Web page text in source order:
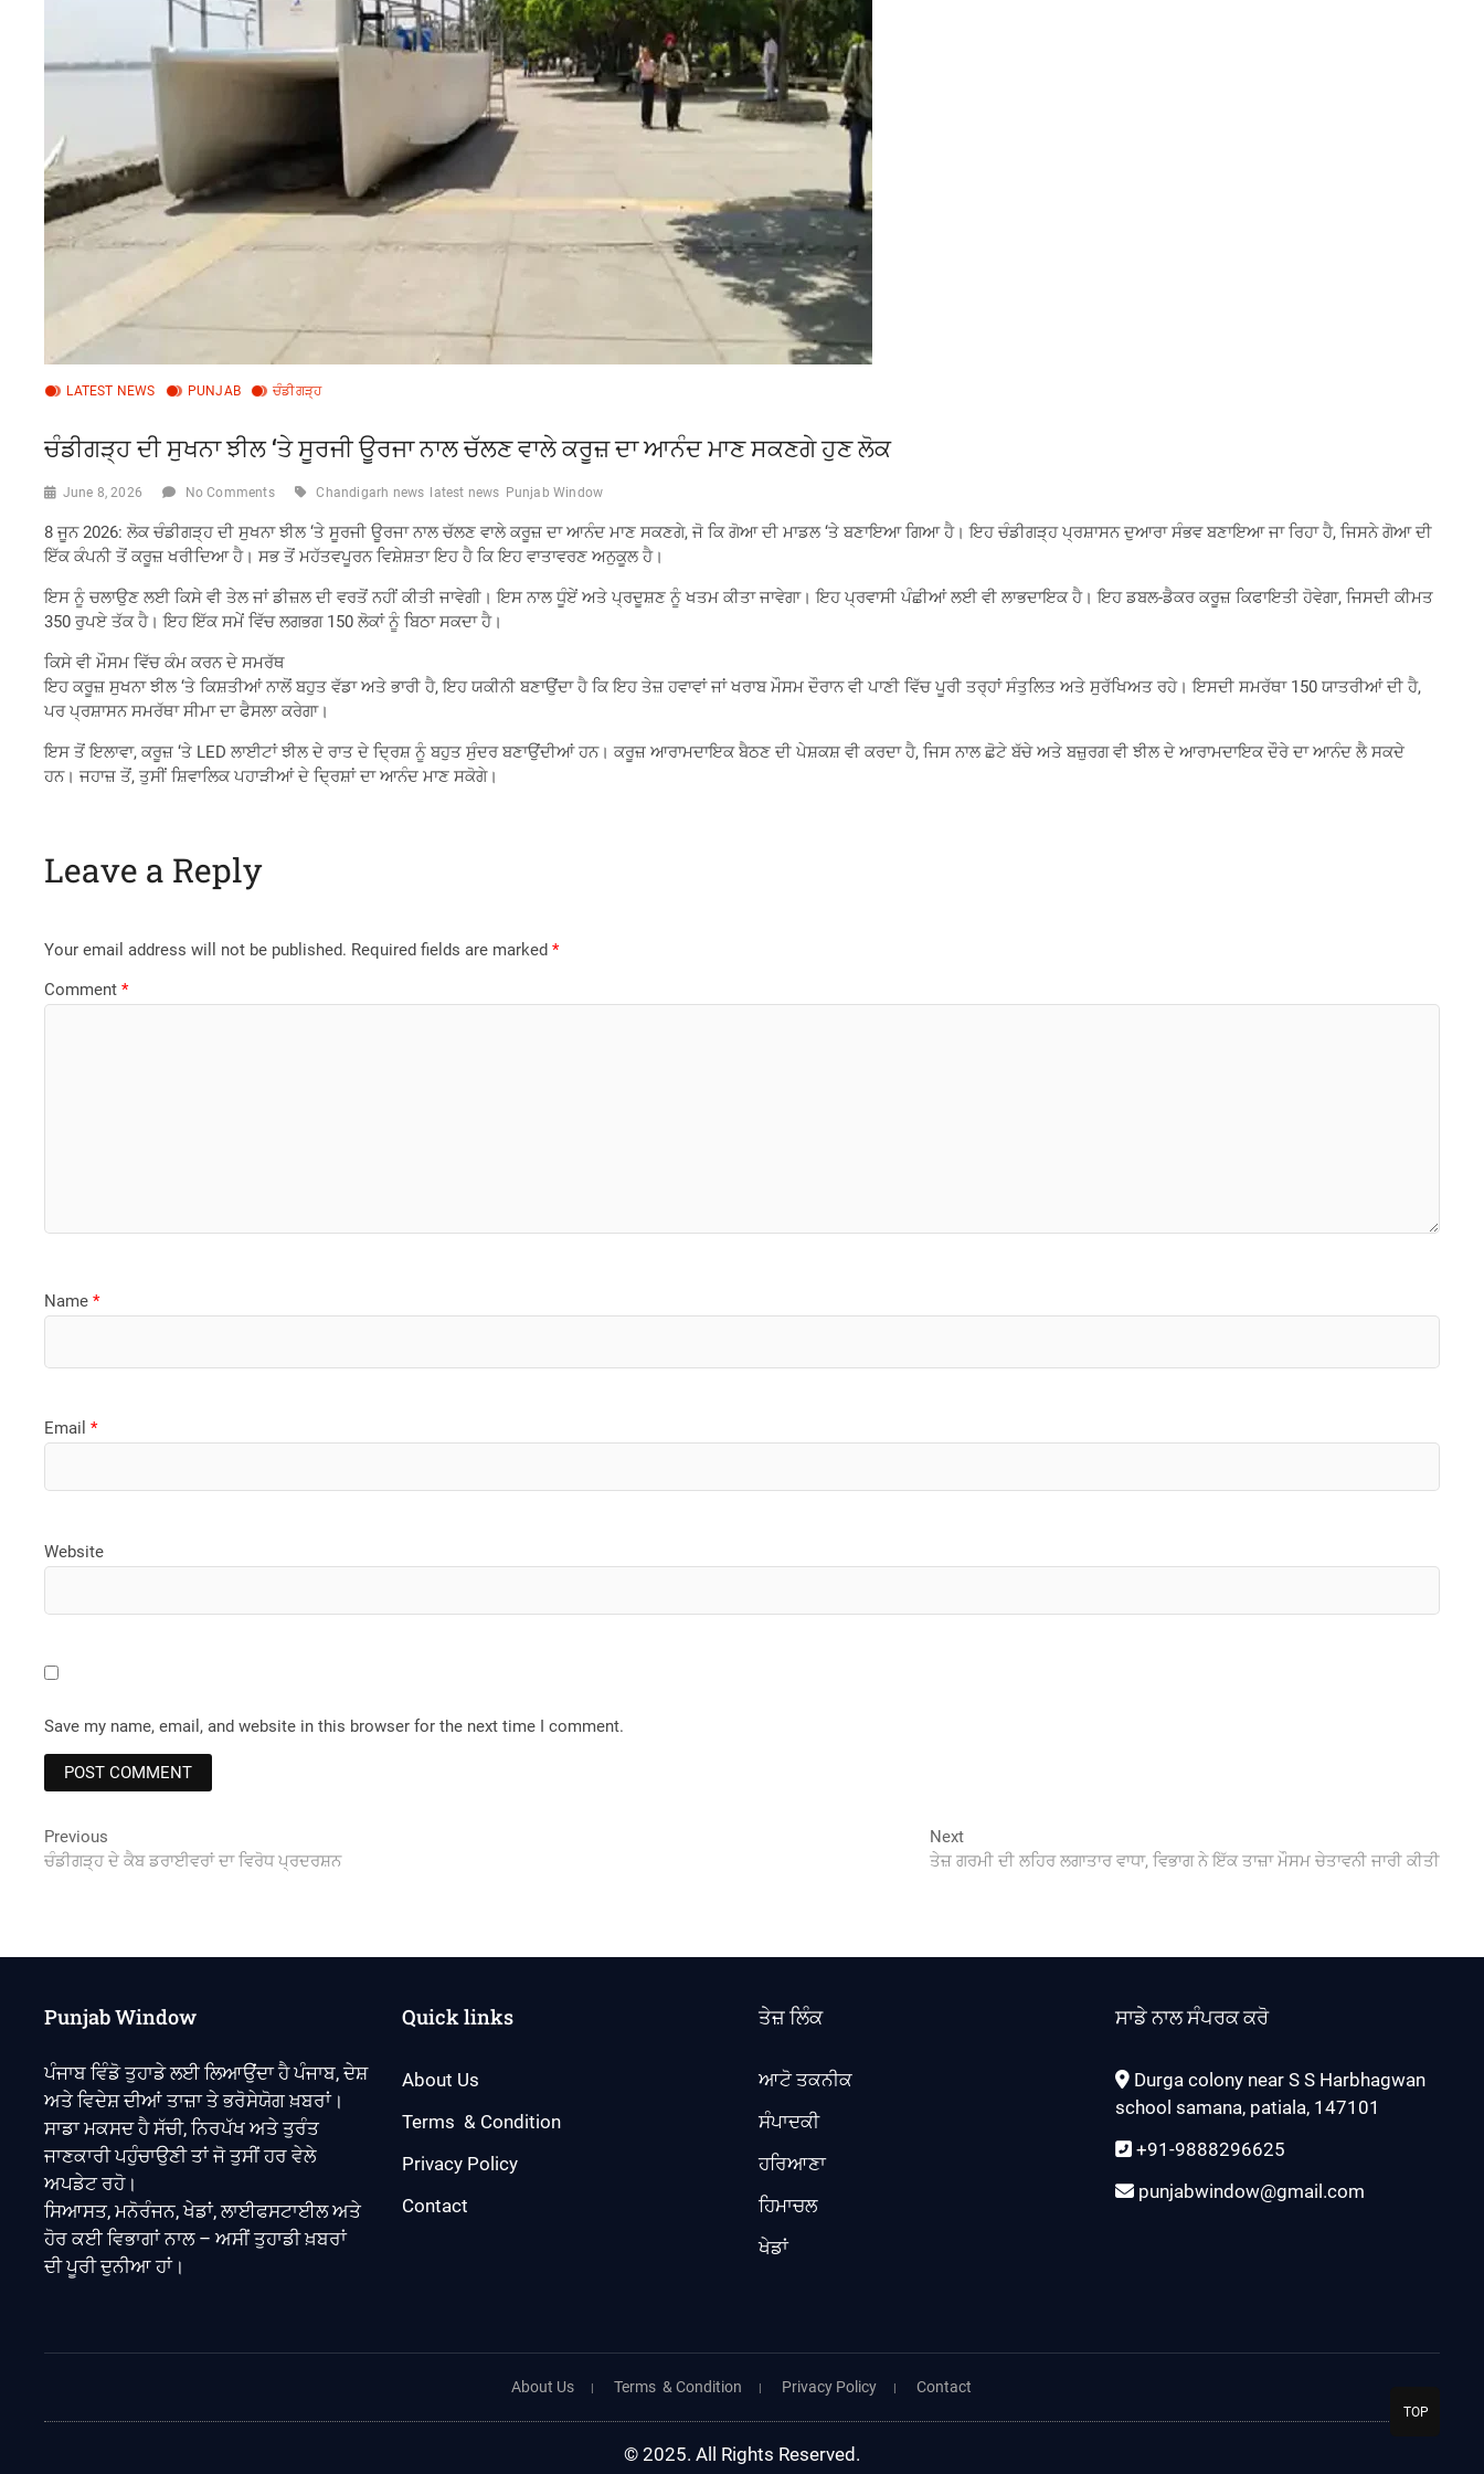
LATEST NEWS PUNJAB ਚੰਡੀਗੜ੍ਹ
ਚੰਡੀਗੜ੍ਹ ਦੀ ਸੁਖਨਾ ਝੀਲ ‘ਤੇ ਸੂਰਜੀ ਊਰਜਾ ਨਾਲ ਚੱਲਣ ਵਾਲੇ ਕਰੂਜ਼ ਦਾ ਆਨੰਦ ਮਾਣ ਸਕਣਗੇ ਹੁਣ ਲੋਕ
June 8, 2026 No Comments Chandigarh news latest news Punjab Window
8 ਜੂਨ 2026: ਲੋਕ ਚੰਡੀਗੜ੍ਹ ਦੀ ਸੁਖਨਾ ਝੀਲ ‘ਤੇ ਸੂਰਜੀ ਊਰਜਾ ਨਾਲ ਚੱਲਣ ਵਾਲੇ ਕਰੂਜ਼ ਦਾ ਆਨੰਦ ਮਾਣ ਸਕਣਗੇ, ਜੋ ਕਿ ਗੋਆ ਦੀ ਮਾਡਲ ‘ਤੇ ਬਣਾਇਆ ਗਿਆ ਹੈ। ਇਹ ਚੰਡੀਗੜ੍ਹ ਪ੍ਰਸ਼ਾਸਨ ਦੁਆਰਾ ਸੰਭਵ ਬਣਾਇਆ ਜਾ ਰਿਹਾ ਹੈ, ਜਿਸਨੇ ਗੋਆ ਦੀ
ਇੱਕ ਕੰਪਨੀ ਤੋਂ ਕਰੂਜ਼ ਖਰੀਦਿਆ ਹੈ। ਸਭ ਤੋਂ ਮਹੱਤਵਪੂਰਨ ਵਿਸ਼ੇਸ਼ਤਾ ਇਹ ਹੈ ਕਿ ਇਹ ਵਾਤਾਵਰਣ ਅਨੁਕੂਲ ਹੈ।
ਇਸ ਨੂੰ ਚਲਾਉਣ ਲਈ ਕਿਸੇ ਵੀ ਤੇਲ ਜਾਂ ਡੀਜ਼ਲ ਦੀ ਵਰਤੋਂ ਨਹੀਂ ਕੀਤੀ ਜਾਵੇਗੀ। ਇਸ ਨਾਲ ਧੂੰਏਂ ਅਤੇ ਪ੍ਰਦੂਸ਼ਣ ਨੂੰ ਖਤਮ ਕੀਤਾ ਜਾਵੇਗਾ। ਇਹ ਪ੍ਰਵਾਸੀ ਪੰਛੀਆਂ ਲਈ ਵੀ ਲਾਭਦਾਇਕ ਹੈ। ਇਹ ਡਬਲ-ਡੈਕਰ ਕਰੂਜ਼ ਕਿਫਾਇਤੀ ਹੋਵੇਗਾ, ਜਿਸਦੀ ਕੀਮਤ
350 ਰੁਪਏ ਤੱਕ ਹੈ। ਇਹ ਇੱਕ ਸਮੇਂ ਵਿੱਚ ਲਗਭਗ 150 ਲੋਕਾਂ ਨੂੰ ਬਿਠਾ ਸਕਦਾ ਹੈ।
ਕਿਸੇ ਵੀ ਮੌਸਮ ਵਿੱਚ ਕੰਮ ਕਰਨ ਦੇ ਸਮਰੱਥ
ਇਹ ਕਰੂਜ਼ ਸੁਖਨਾ ਝੀਲ ‘ਤੇ ਕਿਸ਼ਤੀਆਂ ਨਾਲੋਂ ਬਹੁਤ ਵੱਡਾ ਅਤੇ ਭਾਰੀ ਹੈ, ਇਹ ਯਕੀਨੀ ਬਣਾਉਂਦਾ ਹੈ ਕਿ ਇਹ ਤੇਜ਼ ਹਵਾਵਾਂ ਜਾਂ ਖਰਾਬ ਮੌਸਮ ਦੌਰਾਨ ਵੀ ਪਾਣੀ ਵਿੱਚ ਪੂਰੀ ਤਰ੍ਹਾਂ ਸੰਤੁਲਿਤ ਅਤੇ ਸੁਰੱਖਿਅਤ ਰਹੇ। ਇਸਦੀ ਸਮਰੱਥਾ 150 ਯਾਤਰੀਆਂ ਦੀ ਹੈ,
ਪਰ ਪ੍ਰਸ਼ਾਸਨ ਸਮਰੱਥਾ ਸੀਮਾ ਦਾ ਫੈਸਲਾ ਕਰੇਗਾ।
ਇਸ ਤੋਂ ਇਲਾਵਾ, ਕਰੂਜ਼ ‘ਤੇ LED ਲਾਈਟਾਂ ਝੀਲ ਦੇ ਰਾਤ ਦੇ ਦ੍ਰਿਸ਼ ਨੂੰ ਬਹੁਤ ਸੁੰਦਰ ਬਣਾਉਂਦੀਆਂ ਹਨ। ਕਰੂਜ਼ ਆਰਾਮਦਾਇਕ ਬੈਠਣ ਦੀ ਪੇਸ਼ਕਸ਼ ਵੀ ਕਰਦਾ ਹੈ, ਜਿਸ ਨਾਲ ਛੋਟੇ ਬੱਚੇ ਅਤੇ ਬਜ਼ੁਰਗ ਵੀ ਝੀਲ ਦੇ ਆਰਾਮਦਾਇਕ ਦੌਰੇ ਦਾ ਆਨੰਦ ਲੈ ਸਕਦੇ
ਹਨ। ਜਹਾਜ਼ ਤੋਂ, ਤੁਸੀਂ ਸ਼ਿਵਾਲਿਕ ਪਹਾੜੀਆਂ ਦੇ ਦ੍ਰਿਸ਼ਾਂ ਦਾ ਆਨੰਦ ਮਾਣ ਸਕੋਗੇ।
Leave a Reply
Your email address will not be published. Required fields are marked*
Comment*
Name*
Email*
Website
Save my name, email, and website in this browser for the next time I comment.
Post
navigation
Previous
post:
ਚੰਡੀਗੜ੍ਹ ਦੇ ਕੈਬ ਡਰਾਈਵਰਾਂ ਦਾ ਵਿਰੋਧ ਪ੍ਰਦਰਸ਼ਨ
NextNext
post:
ਤੇਜ਼ ਗਰਮੀ ਦੀ ਲਹਿਰ ਲਗਾਤਾਰ ਵਾਧਾ, ਵਿਭਾਗ ਨੇ ਇੱਕ ਤਾਜ਼ਾ ਮੌਸਮ ਚੇਤਾਵਨੀ ਜਾਰੀ ਕੀਤੀ
Punjab Window
ਪੰਜਾਬ ਵਿੰਡੋ ਤੁਹਾਡੇ ਲਈ ਲਿਆਉਂਦਾ ਹੈ ਪੰਜਾਬ, ਦੇਸ਼
ਅਤੇ ਵਿਦੇਸ਼ ਦੀਆਂ ਤਾਜ਼ਾ ਤੇ ਭਰੋਸੇਯੋਗ ਖ਼ਬਰਾਂ।
ਸਾਡਾ ਮਕਸਦ ਹੈ ਸੱਚੀ, ਨਿਰਪੱਖ ਅਤੇ ਤੁਰੰਤ
ਜਾਣਕਾਰੀ ਪਹੁੰਚਾਉਣੀ ਤਾਂ ਜੋ ਤੁਸੀਂ ਹਰ ਵੇਲੇ
ਅਪਡੇਟ ਰਹੋ।
ਸਿਆਸਤ, ਮਨੋਰੰਜਨ, ਖੇਡਾਂ, ਲਾਈਫਸਟਾਈਲ ਅਤੇ
ਹੋਰ ਕਈ ਵਿਭਾਗਾਂ ਨਾਲ – ਅਸੀਂ ਤੁਹਾਡੀ ਖ਼ਬਰਾਂ
ਦੀ ਪੂਰੀ ਦੁਨੀਆ ਹਾਂ।
Quick links
About Us
Terms & Condition
Privacy Policy
Contact
ਤੇਜ਼ ਲਿੰਕ
ਆਟੋ ਤਕਨੀਕ
ਸੰਪਾਦਕੀ
ਹਰਿਆਣਾ
ਹਿਮਾਚਲ
ਖੇਡਾਂ
ਸਾਡੇ ਨਾਲ ਸੰਪਰਕ ਕਰੋ
Durga colony near S S Harbhagwan
school samana, patiala, 147101
+91-9888296625
punjabwindow@gmail.com
About Us Terms & Condition Privacy Policy Contact
© 2025. All Rights Reserved.
TOP